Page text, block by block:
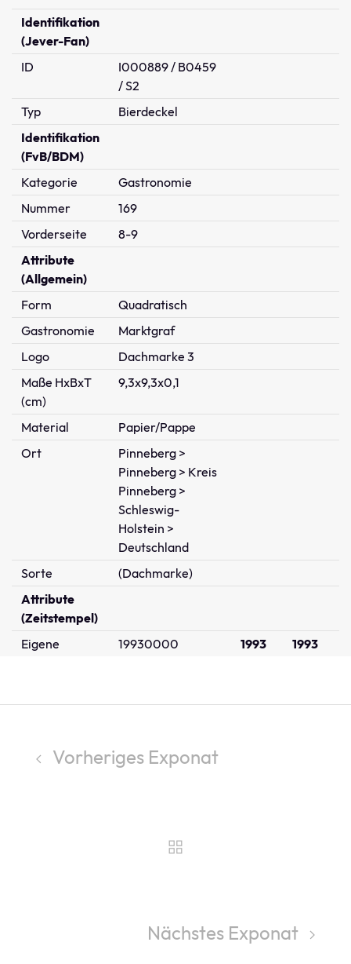
Identifikation
(Jever-Fan)
ID
I000889 / B0459
/ S2
Typ
Bierdeckel
Identifikation
(FvB/BDM)
Kategorie
Gastronomie
Nummer
169
Vorderseite
8-9
Attribute
(Allgemein)
Form
Quadratisch
Gastronomie
Marktgraf
Logo
Dachmarke 3
Maße HxBxT
(cm)
9,3x9,3x0,1
Material
Papier/Pappe
Ort
Pinneberg >
Pinneberg > Kreis
Pinneberg >
Schleswig-
Holstein >
Deutschland
Sorte
(Dachmarke)
Attribute
(Zeitstempel)
Eigene
19930000 1993 1993
Vorheriges Exponat
Nächstes Exponat